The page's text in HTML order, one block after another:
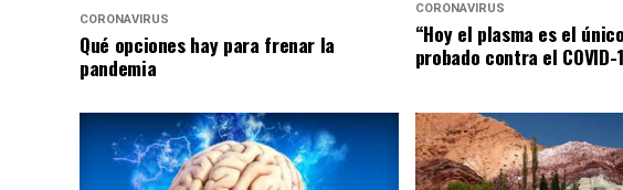
CORONAVIRUS
Qué opciones hay para frenar la
pandemia
CORONAVIRUS
“Hoy el plasma es el
probado contra el COVID-